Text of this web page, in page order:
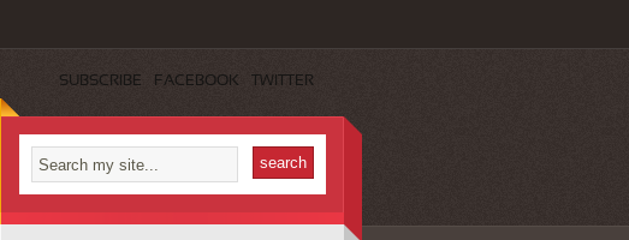
SUBSCRIBE FACEBOOK TWITTER